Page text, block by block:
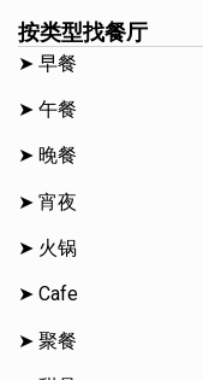
按类型找餐厅
➤ 火锅
➤ Cafe
➤ 聚餐
➤ 早餐
➤ 午餐
➤ 晚餐
➤ 宵夜